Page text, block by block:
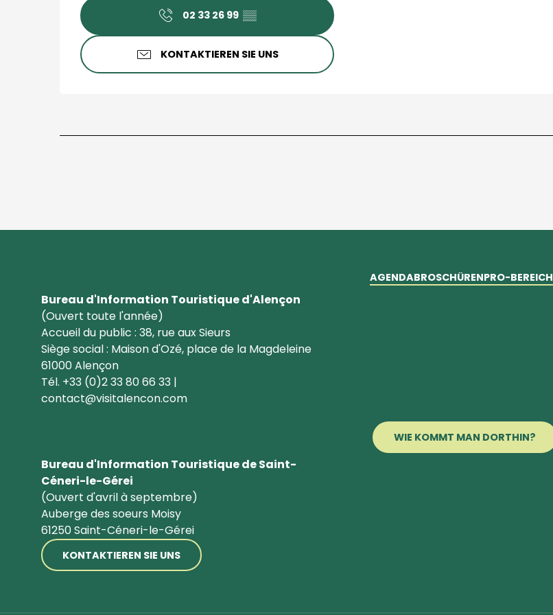
02 33 26 99 ▒▒
KONTAKTIEREN SIE UNS
Bureau d'Information Touristique d'Alençon
(Ouvert toute l'année)
Accueil du public : 38, rue aux Sieurs
Siège social : Maison d'Ozé, place de la Magdeleine
61000 Alençon
Tél. +33 (0)2 33 80 66 33 |
contact@visitalencon.com
Bureau d'Information Touristique de Saint-
Céneri-le-Gérei
(Ouvert d'avril à septembre)
Auberge des soeurs Moisy
61250 Saint-Céneri-le-Gérei
KONTAKTIEREN SIE UNS
WIE KOMMT MAN DORTHIN?
AGENDABROSCHÜRENPRO-BEREICH